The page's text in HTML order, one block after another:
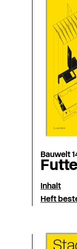
Bauwelt
Inhalt
Heft